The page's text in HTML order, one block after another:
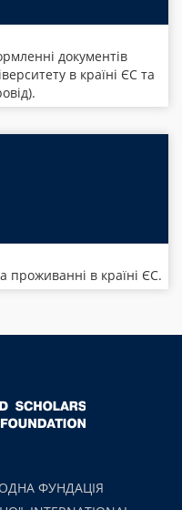
документів
в країні ЄС та
проживанні в країні ЄС.
ФУНДАЦІЯ